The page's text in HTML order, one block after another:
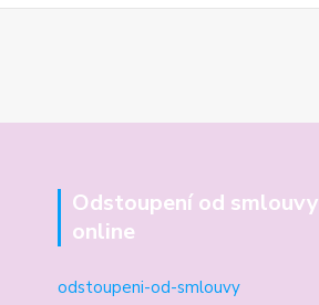
Odstoupení od smlouvy
online
odstoupeni-od-smlouvy